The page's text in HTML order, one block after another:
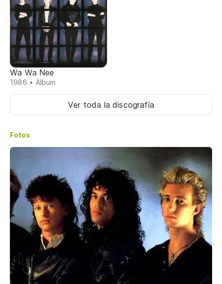
Wa Wa Nee
1986 • Álbum
Ver toda la discografía
Fotos